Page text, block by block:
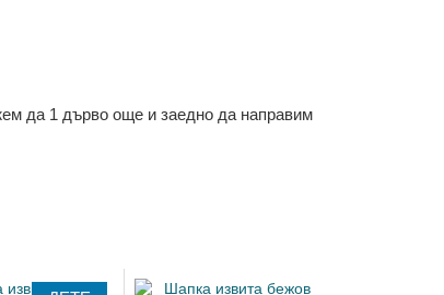
да 1 дърво още и заедно да направим